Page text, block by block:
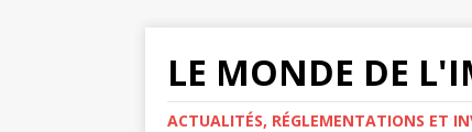
LE MONDE DE
ACTUALITÉS, RÉGLEMENTATIONS ET